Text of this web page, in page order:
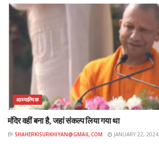
आध्यात्मिक
मंदिर वहीं बना है, जहां संकल्प लिया गया था
BY SHAHERKISURKHIYAN@GMAIL.COM JANUARY 22, 2024